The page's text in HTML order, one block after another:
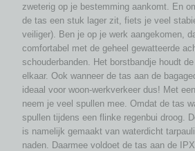
zweterig op je bestemming aankomt. En
de tas een stuk lager zit, fiets je veel
veiliger). Ben je op je werk aangekomen,
comfortabel met de geheel gewatteerde
schouderbanden. Het borstbandje houdt
elkaar. Ook wanneer de tas aan de
ideaal voor woon-werkverkeer dus! Met
neem je veel spullen mee. Omdat de tas
spullen tijdens een flinke regenbui droog.
is namelijk gemaakt van waterdicht
naden. Daarmee voldoet de tas aan de